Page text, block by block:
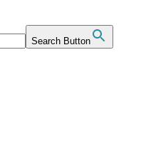
Search Button